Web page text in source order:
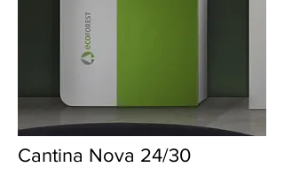
Cantina Nova 24/30